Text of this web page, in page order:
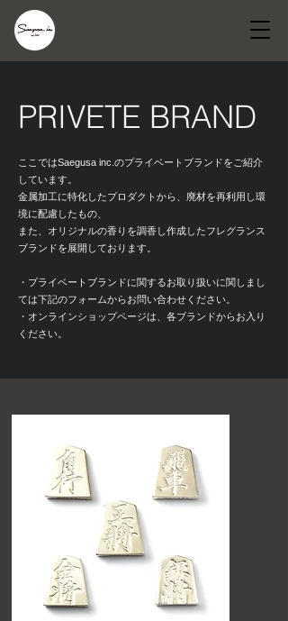
​PRIVETE BRAND
ここではSaegusa inc.のプライベートブランドをご紹介
しています。
金属加工に特化したプロダクトから、廃材を再利用し環
境に配慮したもの、
また、オリジナルの香りを調香し作成したフレグランス
ブランドを展開しております。
・プライベートブランドに関するお取り扱いに関しまし
ては下記のフォームからお問い合わせください。
​・オンラインショップページは、各ブランドからお入り
ください。